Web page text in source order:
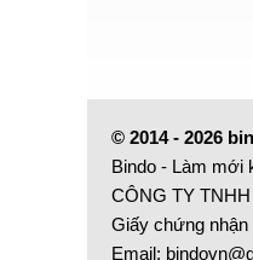
© 2014 - 2026
Bindo - Làm mới
CÔNG TY
Giấy chứng nhận
Email: